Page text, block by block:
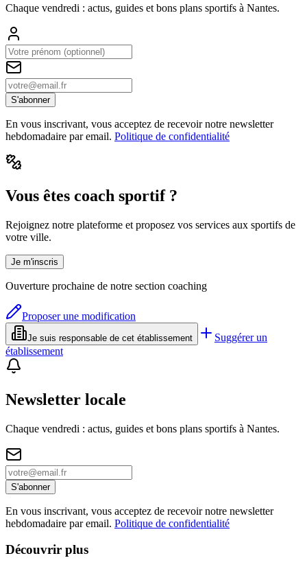
Chaque vendredi : actus, guides et bons plans sportifs à Nantes.
S'abonner
En vous inscrivant, vous acceptez de recevoir notre newsletter
hebdomadaire par email. Politique de confidentialité
Vous êtes coach sportif ?
Rejoignez notre plateforme et proposez vos services aux sportifs de
votre ville.
Je m'inscris
Ouverture prochaine de notre section coaching
Proposer une modification
Je suis responsable de cet établissement
Suggérer un
établissement
Newsletter locale
Chaque vendredi : actus, guides et bons plans sportifs à Nantes.
S'abonner
En vous inscrivant, vous acceptez de recevoir notre newsletter
hebdomadaire par email. Politique de confidentialité
Découvrir plus